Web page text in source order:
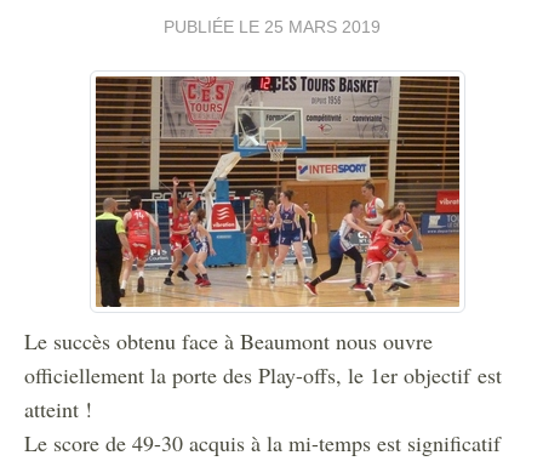
PUBLIÉE LE 25 MARS 2019
Le succès obtenu face à Beaumont nous ouvre
officiellement la porte des Play-offs, le 1er objectif est
atteint !
Le score de 49-30 acquis à la mi-temps est significatif